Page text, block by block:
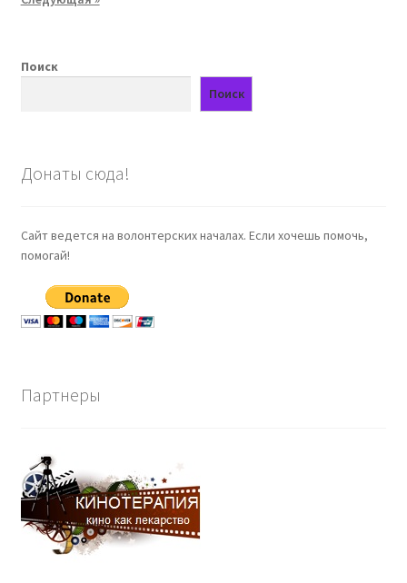
Поиск
Поиск
Донаты сюда!
Сайт ведется на волонтерских началах. Если хочешь помочь,
помогай!
Партнеры